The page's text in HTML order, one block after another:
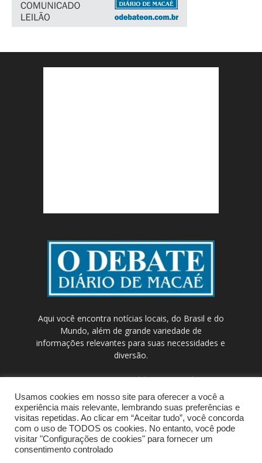
Aqui você encontra notícias locais, do Brasil e do
Mundo, além de grande variedade de
informações relevantes para suas necessidades e
diversão.
Contato:contato@odebateon.com.br /
comercia@odebateon.com.br
Usamos cookies em nosso site para oferecer a você a
experiência mais relevante, lembrando suas preferências e
visitas repetidas. Ao clicar em “Aceitar tudo”, você concorda
com o uso de TODOS os cookies. No entanto, você pode
visitar "Configurações de cookies" para fornecer um
consentimento controlado